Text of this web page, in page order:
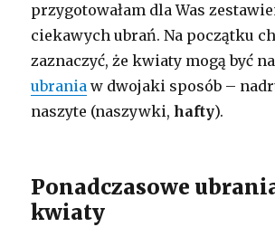
przygotowałam dla Was
ciekawych ubrań. Na początku
zaznaczyć, że kwiaty mogą być
ubrania w dwojaki sposób –
naszyte (naszywki,hafty).
Ponadczasowe
kwiaty